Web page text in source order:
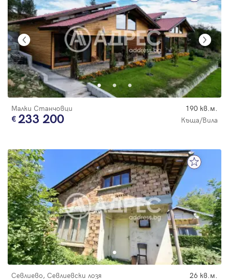
Малки Станчовци 190 кв.м.
233 200 Къща/Вила
Севлиево, Севлиевски лозя 26 кв.м.